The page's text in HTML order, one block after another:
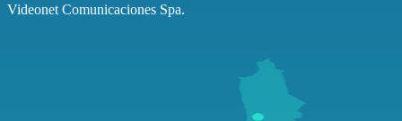
Videonet Comunicaciones Spa.